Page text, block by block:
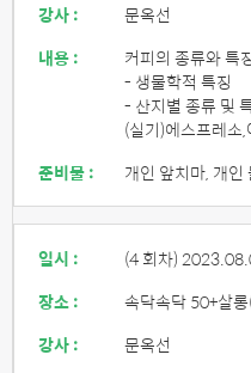
강사 :
문옥선
내용 :
커피의 종류와 특
- 생물학적 특징
- 산지별 종류 및
(실기)에스프레소
준비물 :
개인 앞치마, 개인
일시 : (4 회차)
장소 :
속닥속닥 50+살
강사 :
문옥선